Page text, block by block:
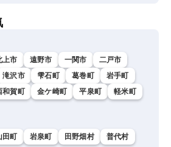
上市 遠野市 一関市
二戸市
滝沢市 雫石町 葛巻町
岩手町
和賀町 金ケ崎町 平泉町
軽米町
田町 岩泉町 田野畑村
普代村